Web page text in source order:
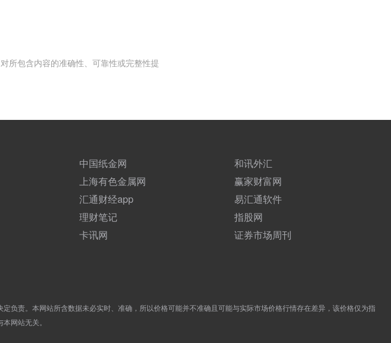
所包含内容的准确性、可靠性或完整性提
中国纸金网
和讯外汇
上海有色金属网
赢家财富网
汇通财经app
易汇通软件
理财笔记
指股网
卡讯网
证券市场周刊
负责。本网站所含数据未必实时、准确，所以价格可能并不准确且可能与实际市场价格行情存在差异，该价格仅为指
网站无关。